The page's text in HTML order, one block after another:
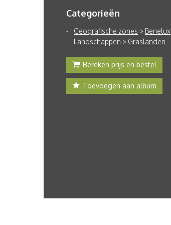
Categorieën
Geografische zones > Benelux
Landschappen > Graslanden
Bereken prijs en bestel
Toevoegen aan album